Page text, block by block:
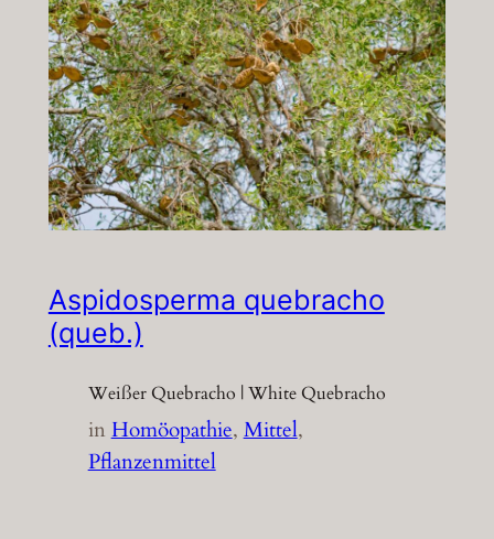
Aspidosperma quebracho
(queb.)
Weißer Quebracho | White Quebracho
inHomöopathie, Mittel
Pflanzenmittel